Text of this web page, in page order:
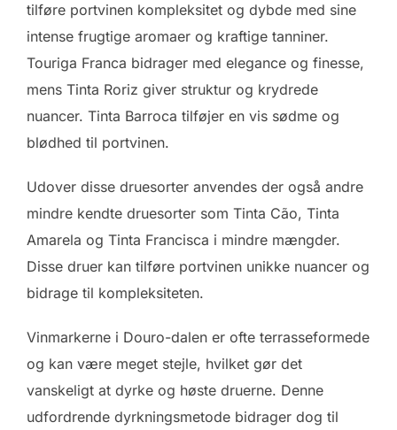
tilføre portvinen kompleksitet og dybde med sine
intense frugtige aromaer og kraftige tanniner.
Touriga Franca bidrager med elegance og finesse,
mens Tinta Roriz giver struktur og krydrede
nuancer. Tinta Barroca tilføjer en vis sødme og
blødhed til portvinen.
Udover disse druesorter anvendes der også andre
mindre kendte druesorter som Tinta Cão, Tinta
Amarela og Tinta Francisca i mindre mængder.
Disse druer kan tilføre portvinen unikke nuancer og
bidrage til kompleksiteten.
Vinmarkerne i Douro-dalen er ofte terrasseformede
og kan være meget stejle, hvilket gør det
vanskeligt at dyrke og høste druerne. Denne
udfordrende dyrkningsmetode bidrager dog til